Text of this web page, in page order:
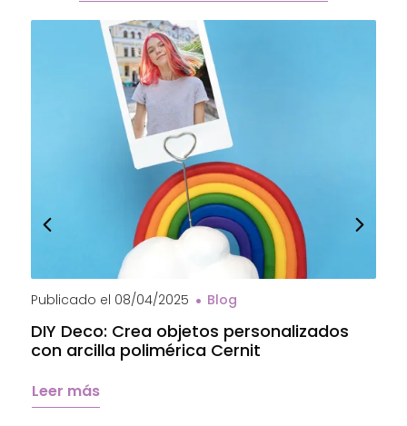
Publicado el 08/04/2025 Blog
DIY Deco: Crea objetos personalizados
con arcilla polimérica Cernit
Leer más